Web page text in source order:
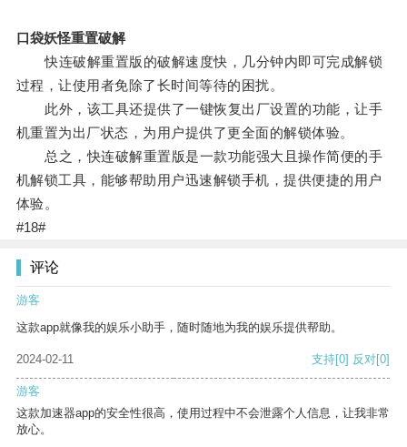
口袋妖怪重置破解
快连破解重置版的破解速度快，几分钟内即可完成解锁
过程，让使用者免除了长时间等待的困扰。
此外，该工具还提供了一键恢复出厂设置的功能，让手
机重置为出厂状态，为用户提供了更全面的解锁体验。
总之，快连破解重置版是一款功能强大且操作简便的手
机解锁工具，能够帮助用户迅速解锁手机，提供便捷的用户
体验。
#18#
评论
游客
这款app就像我的娱乐小助手，随时随地为我的娱乐提供帮助。
2024-02-11 支持[0] 反对[0]
游客
这款加速器app的安全性很高，使用过程中不会泄露个人信息，让我非常
放心。